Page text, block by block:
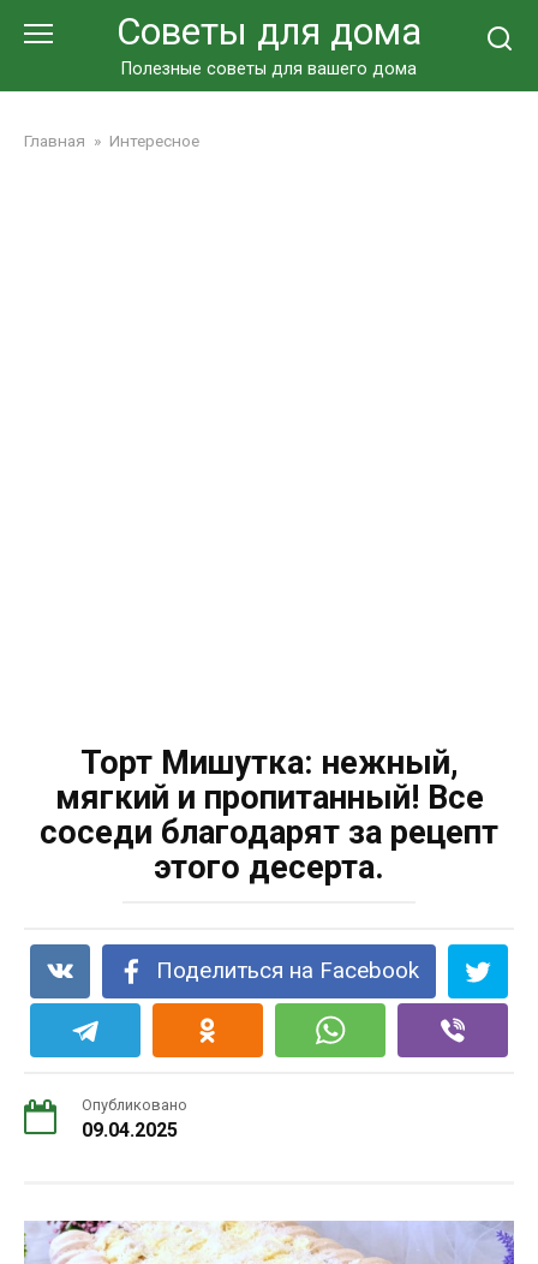
Советы для дома
Полезные советы для вашего дома
Главная » Интересное
Торт Мишутка: нежный,
мягкий и пропитанный! Все
соседи благодарят за рецепт
этого десерта.
Поделиться на Facebook
Опубликовано
09.04.2025